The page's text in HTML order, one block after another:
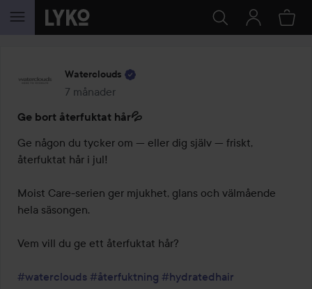
HOPPA TILL INNEHÅLLET
Waterclouds
7 månader
Inlägget skapades 7 månader
Ge bort återfuktat hår💦
Ge någon du tycker om — eller dig själv — friskt,
återfuktat hår i jul!
Moist Care-serien ger mjukhet, glans och välmående
hela säsongen.
Vem vill du ge ett återfuktat hår?
#waterclouds #återfuktning #hydratedhair